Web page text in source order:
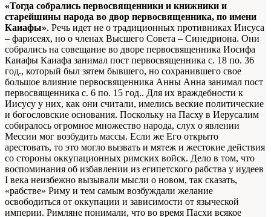
«Тогда собрались первосвященники и книжники и
старейшины народа во двор первосвященника, по имени
Каиафы». Речь идет не о традиционных противниках Иисуса
– фарисеях, но о членах Высшего Совета – Синедриона. Они
собрались на совещание во дворе первосвященника Иосифа
Каиафы Каиафа занимал пост первосвященника с. 18 по. 36
год., который был зятем бывшего, но сохранившего свое
большое влияние первосвященника Анны Анна занимал пост
первосвященника с. 6 по. 15 год.. Для их враждебности к
Иисусу у них, как они считали, имелись веские политические
и богословские основания. Поскольку на Пасху в Иерусалим
собиралось огромное множество народа, слух о явлении
Мессии мог возбудить массы. Если же Его открыто
арестовать, то это могло вызвать и мятеж и жестокие действия
со стороны оккупационных римских войск. Дело в том, что
воспоминания об избавлении из египетского рабства у иудеев
I века неизбежно вызывали мысли о новом, так сказать,
«рабстве» Риму и тем самым возбуждали желание
освободиться от оккупации и зависимости от языческой
империи. Римляне понимали, что во время Пасхи всякое